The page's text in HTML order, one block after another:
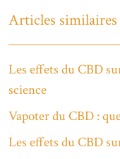
Articles similaires
Les effets du CBD
science
Vapoter du CBD :
Les effets du CBD